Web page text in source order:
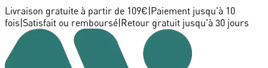
Livraison gratuite à partir de 109€ Paiement jusqu'à 10
fois Satisfait ou remboursé Retour gratuit jusqu'à 30 jours